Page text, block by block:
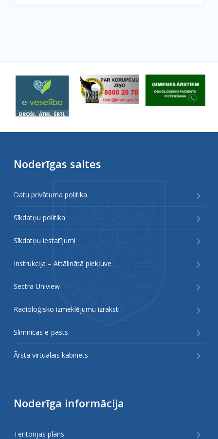
Noderīgas saites
Datu privātuma politika
Sīkdatņu politika
Sīkdatņu iestatījumi
Instrukcija – Attālinātā piekļuve
Sectra Uniview
Radioloģisko izmeklējumu izraksti
Slimnīcas e-pasts
Ārsta virtuālais kabinets
Noderīga informācija
Teritorijas plāns